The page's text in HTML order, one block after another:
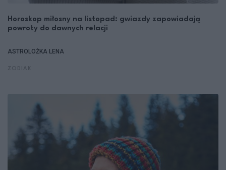
Horoskop miłosny na listopad: gwiazdy zapowiadają
powroty do dawnych relacji
ASTROLOŻKA LENA